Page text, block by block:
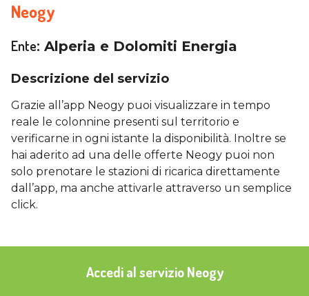
Neogy
Ente: Alperia e Dolomiti Energia
Descrizione del servizio
Grazie all’app Neogy puoi visualizzare in tempo
reale le colonnine presenti sul territorio e
verificarne in ogni istante la disponibilità. Inoltre se
hai aderito ad una delle offerte Neogy puoi non
solo prenotare le stazioni di ricarica direttamente
dall’app, ma anche attivarle attraverso un semplice
click.
Accedi al servizio Neogy